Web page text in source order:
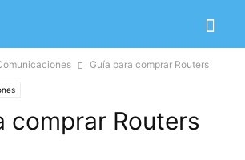
Guía para comprar Routers
comprar Routers